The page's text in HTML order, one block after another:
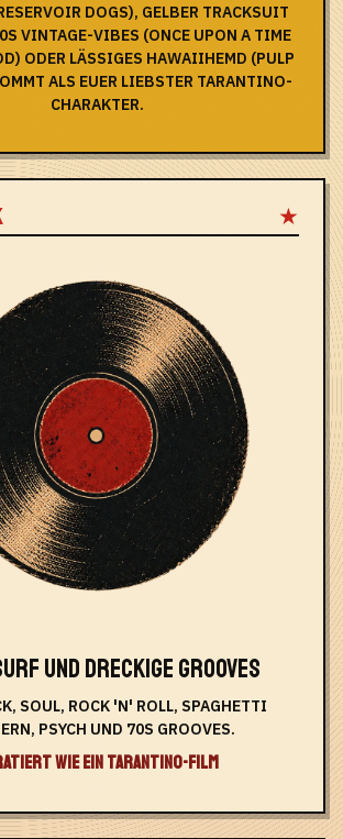
DOGS), GELBER TRACKSUIT
VINTAGE-VIBES (ONCE UPON A TIME
ODER LÄSSIGES HAWAIIHEMD (PULP
ALS EUER LIEBSTER TARANTINO-
CHARAKTER.
★
UND DRECKIGE GROOVES
SOUL, ROCK 'N' ROLL, SPAGHETTI
PSYCH UND 70S GROOVES.
WIE EIN TARANTINO-FILM